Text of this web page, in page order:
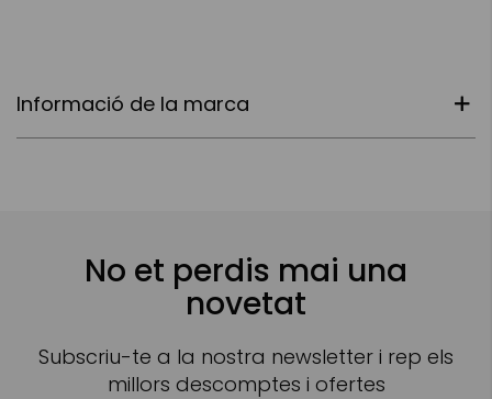
Informació de la marca
No et perdis mai una
novetat
Subscriu-te a la nostra newsletter i rep els
millors descomptes i ofertes